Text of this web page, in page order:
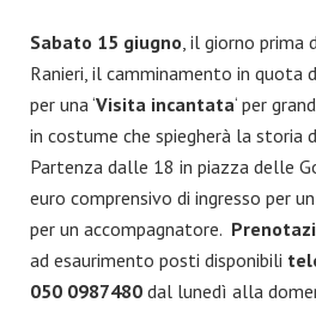
Sabato 15 giugno, il giorno prima
Ranieri, il camminamento in quota
per una ‘Visita incantata‘ per
in costume che spiegherà la storia
Partenza dalle 18 in piazza delle
euro comprensivo di ingresso per
per un accompagnatore.
ad esaurimento posti disponibili
050 0987480 dal lunedì alla